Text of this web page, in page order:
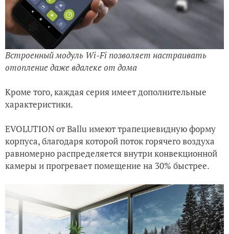
Встроенный модуль Wi-Fi позволяет настраивать
отопление даже вдалеке от дома
Кроме того, каждая серия имеет дополнительные
характеристики.
EVOLUTION от Ballu имеют трапециевидную форму
корпуса, благодаря которой поток горячего воздуха
равномерно распределяется внутри конвекционной
камеры и прогревает помещение на 30% быстрее.